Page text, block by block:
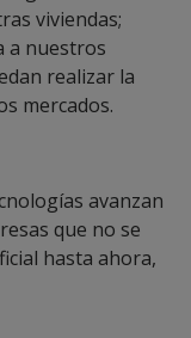
viviendas;
a nuestros
realizar la
mercados.
avanzan
que no se
hasta ahora,